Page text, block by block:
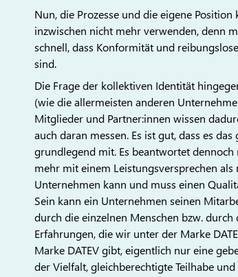
Nun, die Prozesse und die eigene
inzwischen nicht mehr verwenden, denn
schnell, dass Konformität und
sind.
Die Frage der kollektiven Identität
(wie die allermeisten anderen
Mitglieder und Partner:innen wissen
auch daran messen. Es ist gut, dass es
grundlegend mit. Es beantwortet
mehr mit einem Leistungsversprechen
Unternehmen kann und muss einen
Sein kann ein Unternehmen seinen
durch die einzelnen Menschen bzw.
Erfahrungen, die wir unter der Marke
Marke DATEV gibt, eigentlich nur eine
der Vielfalt, gleichberechtigte Teilhabe